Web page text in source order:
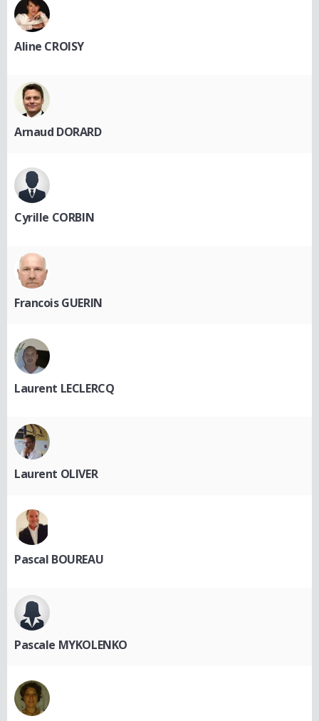
Aline CROISY
Arnaud DORARD
Cyrille CORBIN
Francois GUERIN
Laurent LECLERCQ
Laurent OLIVER
Pascal BOUREAU
Pascale MYKOLENKO